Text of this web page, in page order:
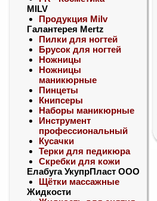
MILV
Продукция Milv
Галантерея Mertz
Пилки для ногтей
Брусок для ногтей
Ножницы
Ножницы
маникюрные
Пинцеты
Книпсеры
Наборы маникюрные
Инструмент
профессиональный
Кусачки
Терки для педикюра
Скребки для кожи
Елабуга УкупрПласт ООО
Щётки массажные
Жидкости